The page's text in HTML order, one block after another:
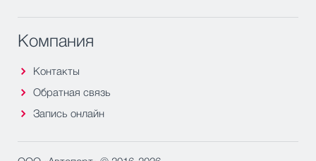
Компания
Контакты
Обратная связь
Запись онлайн